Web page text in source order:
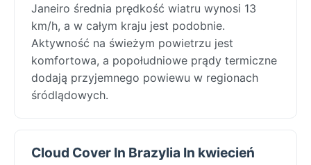
Janeiro średnia prędkość wiatru wynosi 13
km/h, a w całym kraju jest podobnie.
Aktywność na świeżym powietrzu jest
komfortowa, a popołudniowe prądy termiczne
dodają przyjemnego powiewu w regionach
śródlądowych.
Cloud Cover In Brazylia In kwiecień